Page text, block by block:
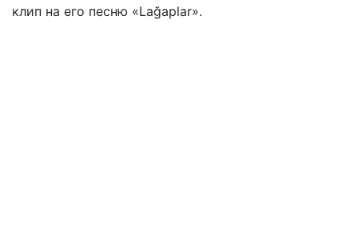
клип на его песню «Lağaplar».